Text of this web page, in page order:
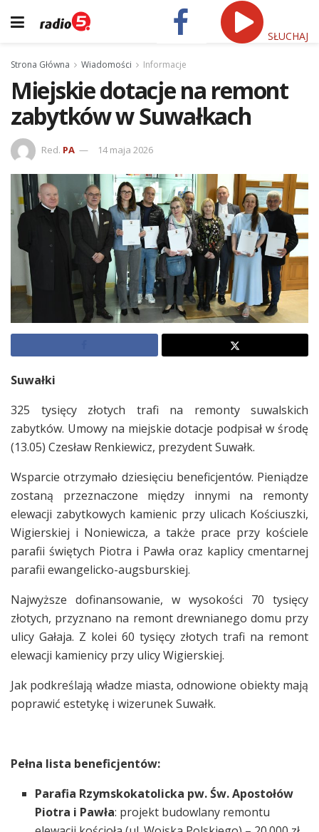
SŁUCHAJ
Strona Główna Wiadomości Informacje
Miejskie dotacje na remont
zabytków w Suwałkach
Red. PA 14 maja 2026
Suwałki
325 tysięcy złotych trafi na remonty suwalskich
zabytków. Umowy na miejskie dotacje podpisał w środę
(13.05) Czesław Renkiewicz, prezydent Suwałk.
Wsparcie otrzymało dziesięciu beneficjentów. Pieniądze
zostaną przeznaczone między innymi na remonty
elewacji zabytkowych kamienic przy ulicach Kościuszki,
Wigierskiej i Noniewicza, a także prace przy kościele
parafii świętych Piotra i Pawła oraz kaplicy cmentarnej
parafii ewangelicko-augsburskiej.
Najwyższe dofinansowanie, w wysokości 70 tysięcy
złotych, przyznano na remont drewnianego domu przy
ulicy Gałaja. Z kolei 60 tysięcy złotych trafi na remont
elewacji kamienicy przy ulicy Wigierskiej.
Jak podkreślają władze miasta, odnowione obiekty mają
poprawić estetykę i wizerunek Suwałk.
Pełna lista beneficjentów:
Parafia Rzymskokatolicka pw. Św. Apostołów
Piotra i Pawła: projekt budowlany remontu